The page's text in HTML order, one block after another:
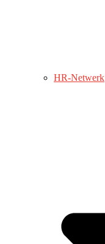
HR-Netwerk